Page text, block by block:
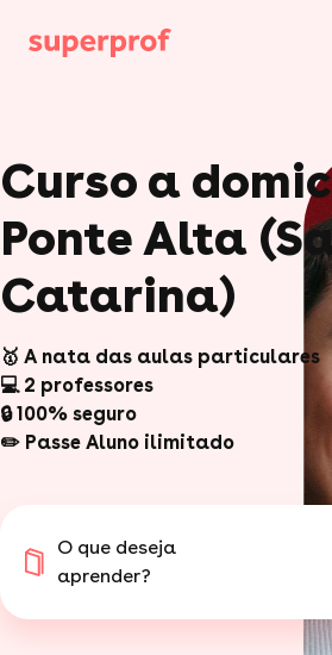
Curso a
Ponte Alta
Catarina)
🥇 A nata das aulas particulares
💻 2 professores
🔒 100% seguro
✏️ Passe Aluno ilimitado
O que deseja
aprender?